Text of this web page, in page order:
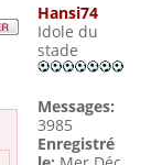
Hansi74
Idole du
stade
Messages:
3985
Enregistré